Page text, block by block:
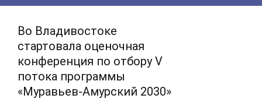
Во Владивостоке
стартовала оценочная
конференция по отбору V
потока программы
«Муравьев-Амурский 2030»